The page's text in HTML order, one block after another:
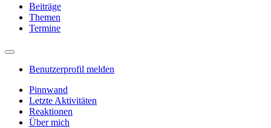
Beiträge
Themen
Termine
Benutzerprofil melden
Pinnwand
Letzte Aktivitäten
Reaktionen
Über mich